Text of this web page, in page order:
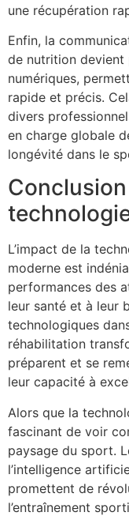
une récupération
Enfin, la
de nutrition devient
numériques,
rapide et précis.
divers
en charge globale
longévité dans le
L’impact de la
moderne est
performances des
leur santé et à leur
technologiques
réhabilitation
préparent et se
leur capacité à
Alors que la
fascinant de voir
paysage du sport.
l’intelligence
promettent de
l’entraînement